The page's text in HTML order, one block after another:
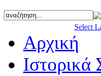
Select
Αρχική
Ιστορικά